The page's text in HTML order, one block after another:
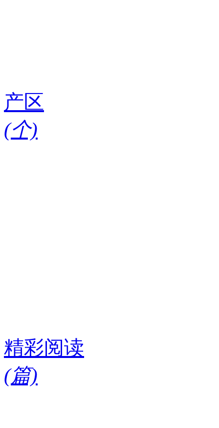
产区
(个)
精彩阅读
(篇)